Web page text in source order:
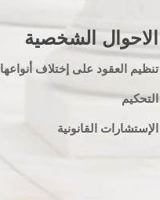
الاحوال الشخصية
تنظيم العقود على إختلاف أنواعها
التحكيم
الإستشارات القانونية